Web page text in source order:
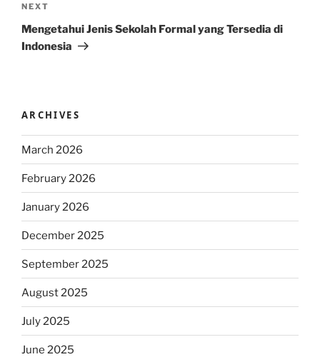
Next
Post
NEXT
Mengetahui Jenis Sekolah Formal yang Tersedia di
Indonesia
ARCHIVES
March 2026
February 2026
January 2026
December 2025
September 2025
August 2025
July 2025
June 2025